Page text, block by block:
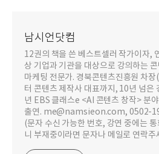
남시언닷컴
12권의 책을 쓴 베스트셀러 작가이자,
상 기업과 기관을 대상으로 강의하는
마케팅 전문가. 경북콘텐츠진흥원 차
터 콘텐츠 제작사 대표까지, 10년 넘은
년 EBS 클래스e <AI 콘텐츠 창작> 분
출연. me@namsieon.com, 0502-
(문자 수신 가능한 번호, 강연 중에는
니 부재중이라면 문자나 메일로 연락주